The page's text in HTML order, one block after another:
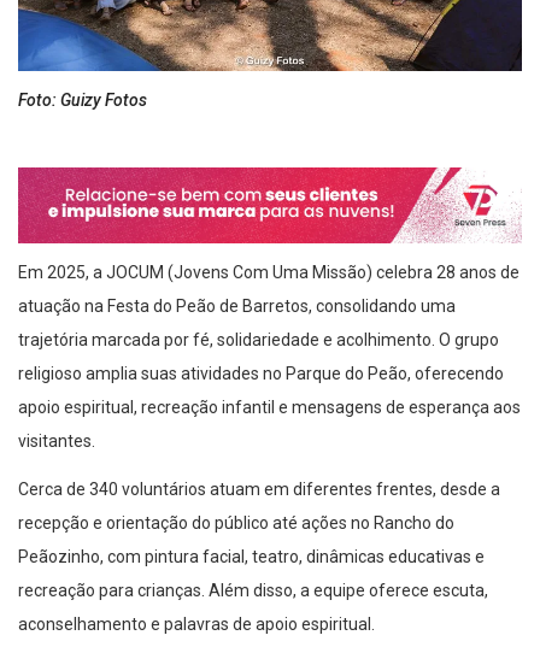
Foto: Guizy Fotos
Em 2025, a JOCUM (Jovens Com Uma Missão) celebra 28 anos de
atuação na Festa do Peão de Barretos, consolidando uma
trajetória marcada por fé, solidariedade e acolhimento. O grupo
religioso amplia suas atividades no Parque do Peão, oferecendo
apoio espiritual, recreação infantil e mensagens de esperança aos
visitantes.
Cerca de 340 voluntários atuam em diferentes frentes, desde a
recepção e orientação do público até ações no Rancho do
Peãozinho, com pintura facial, teatro, dinâmicas educativas e
recreação para crianças. Além disso, a equipe oferece escuta,
aconselhamento e palavras de apoio espiritual.